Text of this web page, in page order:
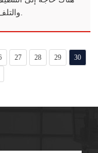
27 28 29
30